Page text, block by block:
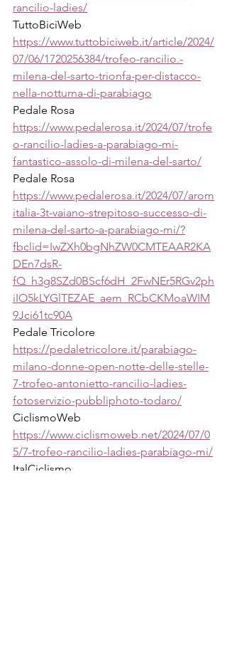
rancilio-ladies/
TuttoBiciWeb
https://www.tuttobiciweb.it/article/2024/
07/06/1720256384/trofeo-rancilio.-
milena-del-sarto-trionfa-per-distacco-
nella-notturna-di-parabiago
Pedale Rosa
https://www.pedalerosa.it/2024/07/trofe
o-rancilio-ladies-a-parabiago-mi-
fantastico-assolo-di-milena-del-sarto/
Pedale Rosa
https://www.pedalerosa.it/2024/07/arom
italia-3t-vaiano-strepitoso-successo-di-
milena-del-sarto-a-parabiago-mi/?
fbclid=IwZXh0bgNhZW0CMTEAAR2KA
DEn7dsR-
fQ_h3g8SZd0BScf6dH_2FwNEr5RGv2ph
iIO5kLYGlTEZAE_aem_RCbCKMoaWIM
9Jci61tc90A
Pedale Tricolore
https://pedaletricolore.it/parabiago-
milano-donne-open-notte-delle-stelle-
7-trofeo-antonietto-rancilio-ladies-
fotoservizio-pubbliphoto-todaro/
CiclismoWeb
https://www.ciclismoweb.net/2024/07/0
5/7-trofeo-rancilio-ladies-parabiago-mi/
ItalCiclismo